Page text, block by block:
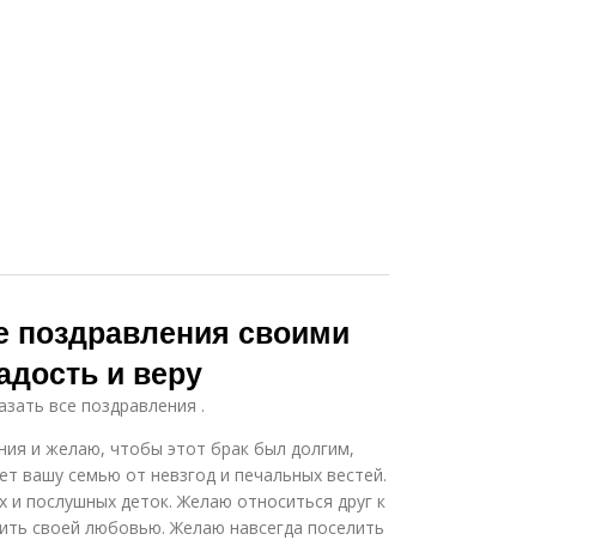
поздравления своими
и веру
все поздравления .
и желаю, чтобы этот брак был долгим,
вашу семью от невзгод и печальных вестей.
послушных деток. Желаю относиться друг к
своей любовью. Желаю навсегда поселить